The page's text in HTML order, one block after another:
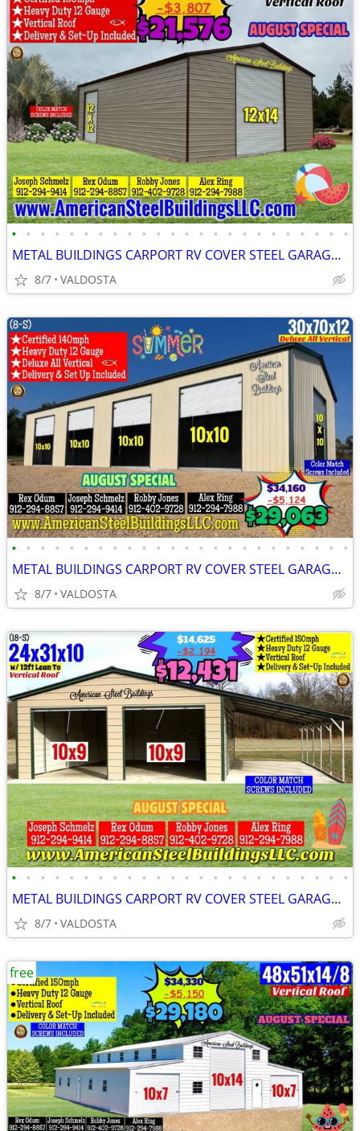
• • • • • • • • • • • • • • • • • • • • • • • •
METAL BUILDINGS CARPORT RV COVER STEEL GARAGE UTILITY SHED POLE BARN
8/7 VALDOSTA
• • • • • • • • • • • • • • • • • • • • • • • •
METAL BUILDINGS CARPORT RV COVER STEEL GARAGE POLE BARN METAL BUILDING
8/7 VALDOSTA
• • • • • • • • • • • • • • • • • • • • • • • •
METAL BUILDINGS CARPORT RV COVER STEEL GARAGE UTILITY SHED POLE BARN
8/7 VALDOSTA
free